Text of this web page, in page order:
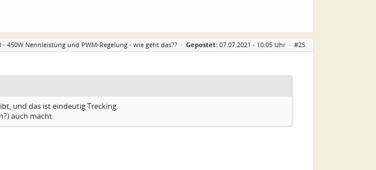
- 450W Nennleistung und PWM-Regelung - wie geht das?? · Gepostet: 07.07.2021 - 10:05 Uhr · #25
und das ist eindeutig Trecking.
auch macht.